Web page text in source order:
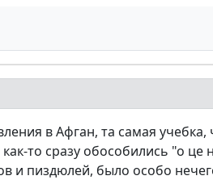
в Афган, та самая учебка,
то сразу обособились "о
и пиздюлей, было особо